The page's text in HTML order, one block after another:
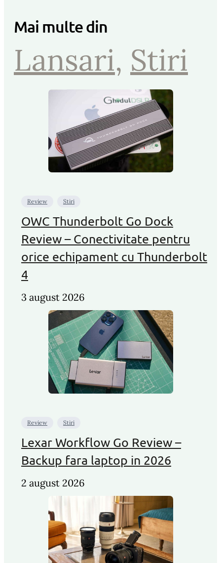
Mai multe din
Lansari, Stiri
Review Stiri
OWC Thunderbolt Go Dock
Review – Conectivitate pentru
orice echipament cu Thunderbolt
4
3 august 2026
Review Stiri
Lexar Workflow Go Review –
Backup fara laptop in 2026
2 august 2026